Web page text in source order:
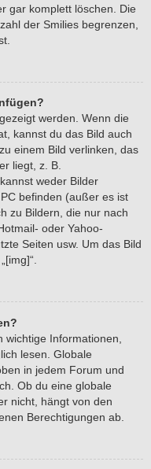
gar komplett löschen. Die
der Smilies begrenzen,
werden. Wenn die
kannst du das Bild auch
einem Bild verlinken, das
liegt, z. B.
weder Bilder
befinden (außer es ist
zu Bildern, die nur nach
oder Yahoo-
Seiten usw. Um das Bild
Informationen,
lesen. Globale
in jedem Forum und
Ob du eine globale
nicht, hängt von den
Berechtigungen ab.